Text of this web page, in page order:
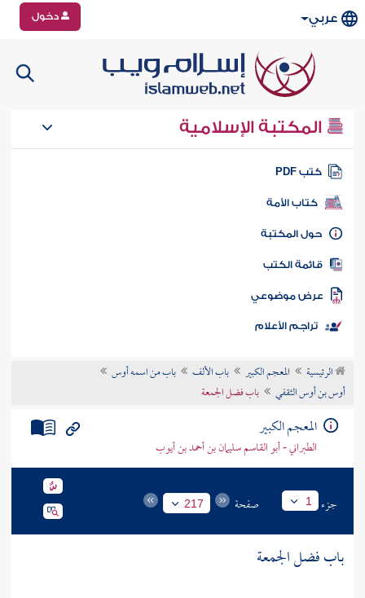
عربي دخول
المكتبة الإسلامية
كتب PDF
كتاب الأمة
المكتبة
الكتب
موضوعي
تراجم الأعلام
الرئيسية المعجم الكبير باب الألف
باب من اسمه أوس
أوس بن أوس الثقفي
باب فضل الجمعة
المعجم الكبير
الطبراني - أبو القاسم سليمان بن أحمد بن أيوب
جزء 1 صفحة 217
باب فضل الجمعة